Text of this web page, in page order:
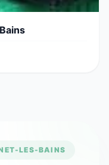
LES-BAINS